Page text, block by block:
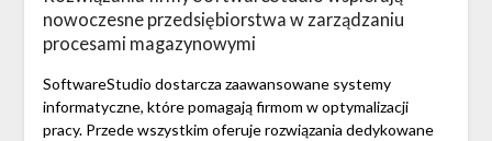
nowoczesne przedsiębiorstwa w zarządzaniu
procesami magazynowymi
SoftwareStudio dostarcza zaawansowane systemy
informatyczne, które pomagają firmom w optymalizacji
pracy. Przede wszystkim oferuje rozwiązania dedykowane